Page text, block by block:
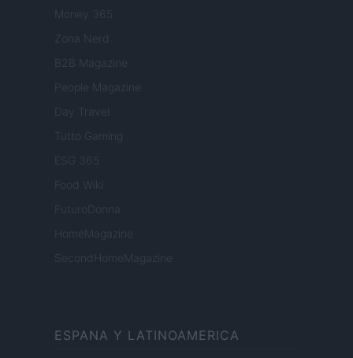
Money 365
Zona Nerd
B2B Magazine
People Magazine
Day Travel
Tutto Gaming
ESG 365
Food Wiki
FuturoDonna
HomeMagazine
SecondHomeMagazine
ESPANA Y LATINOAMERICA